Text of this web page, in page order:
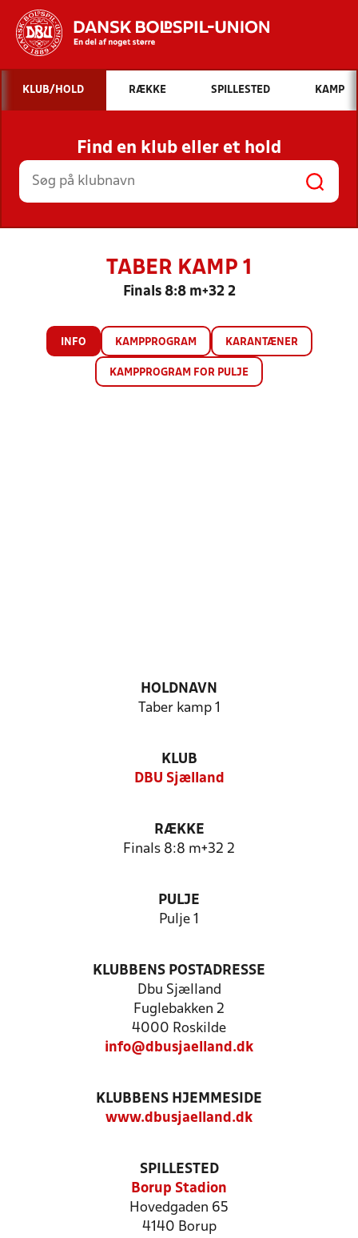
Hvad vil du søge efter?
INDHOLD OG NYHEDER
STILLINGER, RESULTATER, KLUBBER OG
HOLD
KLUB/HOLD RÆKKE SPILLESTED KAMP
Find en klub eller et hold
TABER KAMP 1
Finals 8:8 m+32 2
INFO KAMPPROGRAM KARANTÆNER
KAMPPROGRAM FOR PULJE
HOLDNAVN
Taber kamp 1
KLUB
DBU Sjælland
RÆKKE
Finals 8:8 m+32 2
PULJE
Pulje 1
KLUBBENS POSTADRESSE
Dbu Sjælland
Fuglebakken 2
4000 Roskilde
info@dbusjaelland.dk
KLUBBENS HJEMMESIDE
www.dbusjaelland.dk
SPILLESTED
Borup Stadion
Hovedgaden 65
4140 Borup